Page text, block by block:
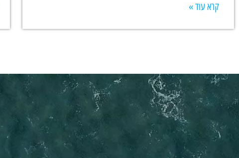
קרא עוד »